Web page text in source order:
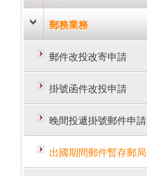
郵務業務
郵件改投改寄申請
掛號函件改投申請
晚間投遞掛號郵件申請
出國期間郵件暫存郵局